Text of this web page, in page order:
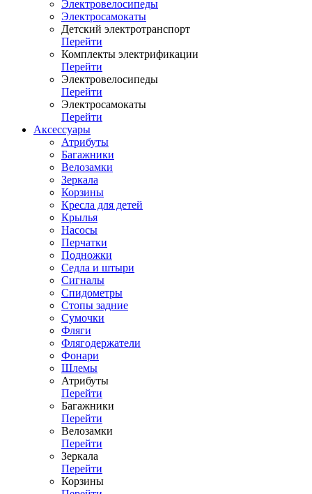
Электровелосипеды
Электросамокаты
Детский электротранспорт
Перейти
Комплекты электрификации
Перейти
Электровелосипеды
Перейти
Электросамокаты
Перейти
Аксессуары
Атрибуты
Багажники
Велозамки
Зеркала
Корзины
Кресла для детей
Крылья
Насосы
Перчатки
Подножки
Седла и штыри
Сигналы
Спидометры
Стопы задние
Сумочки
Фляги
Флягодержатели
Фонари
Шлемы
Атрибуты
Перейти
Багажники
Перейти
Велозамки
Перейти
Зеркала
Перейти
Корзины